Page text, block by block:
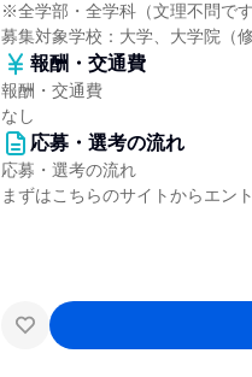
※全学部・全学科（文理不問です
募集対象学校：大学、大学院（
報酬・交通費
報酬・交通費
なし
応募・選考の流れ
応募・選考の流れ
まずはこちらのサイトからエン